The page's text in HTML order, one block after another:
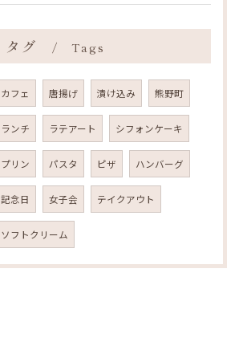
タグ Tags
カフェ 唐揚げ 漬け込み 熊野町
ランチ ラテアート シフォンケーキ
プリン パスタ ピザ ハンバーグ
記念日 女子会 テイクアウト
ソフトクリーム